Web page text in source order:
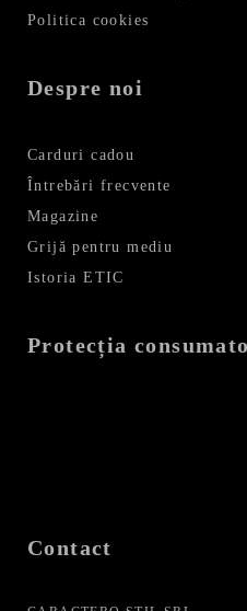
Politica cookies
Despre noi
Carduri cadou
Întrebări frecvente
Magazine
Grijă pentru mediu
Istoria ETIC
Protecția
Contact